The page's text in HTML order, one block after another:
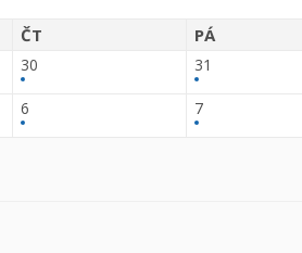
ČT PÁ
30 31
6 7